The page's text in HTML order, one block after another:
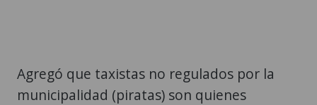
Agregó que taxistas no regulados por la
municipalidad (piratas) son quienes